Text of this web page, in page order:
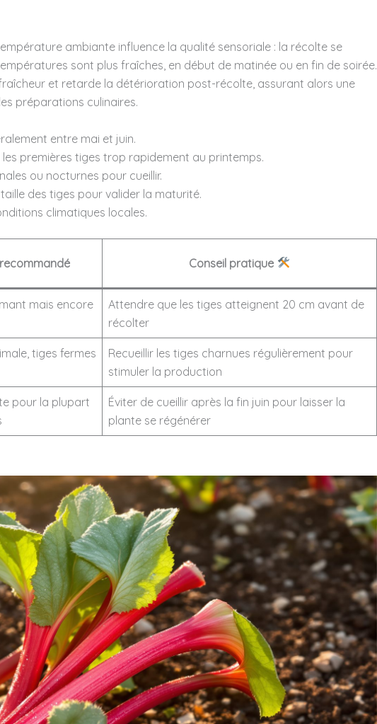
ambiante influence la qualité sensoriale : la récolte se
sont plus fraîches, en début de matinée ou en fin de soirée.
et retarde la détérioration post-récolte, assurant alors une
préparations culinaires.
entre mai et juin.
premières tiges trop rapidement au printemps.
ou nocturnes pour cueillir.
des tiges pour valider la maturité.
climatiques locales.
Conseil pratique
mais encore
Attendre que les tiges atteignent 20 cm avant de
récolter
tiges fermes
Recueillir les tiges charnues régulièrement pour
stimuler la production
pour la plupart
Éviter de cueillir après la fin juin pour laisser la
plante se régénérer